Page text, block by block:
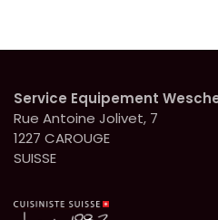
Service Equipement
Rue Antoine Jolivet, 7
1227 CAROUGE
SUISSE